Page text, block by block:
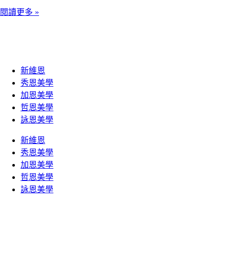
閱讀更多 »
新維恩
秀恩美學
加恩美學
哲恩美學
詠恩美學
新維恩
秀恩美學
加恩美學
哲恩美學
詠恩美學